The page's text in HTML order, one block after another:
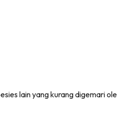
lain yang kurang digemari